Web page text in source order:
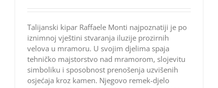
Talijanski kipar Raffaele Monti najpoznatiji je po
iznimnoj vještini stvaranja iluzije prozirnih
velova u mramoru. U svojim djelima spaja
tehničko majstorstvo nad mramorom, slojevitu
simboliku i sposobnost prenošenja uzvišenih
osjećaja kroz kamen. Njegovo remek-djelo